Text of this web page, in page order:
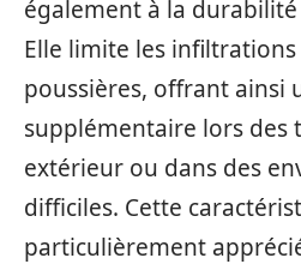
également à la durabilité
Elle limite les infiltrations
poussières, offrant ainsi
supplémentaire lors des
extérieur ou dans des
difficiles. Cette
particulièrement